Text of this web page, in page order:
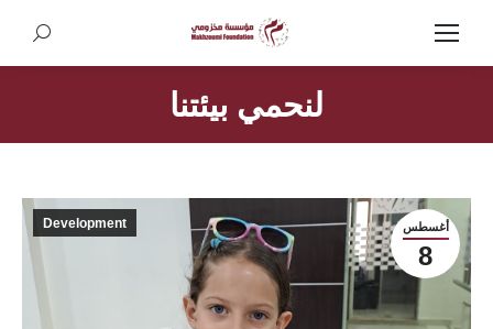
Search:
لنحمي بيئتنا
أغسطس
8
Development